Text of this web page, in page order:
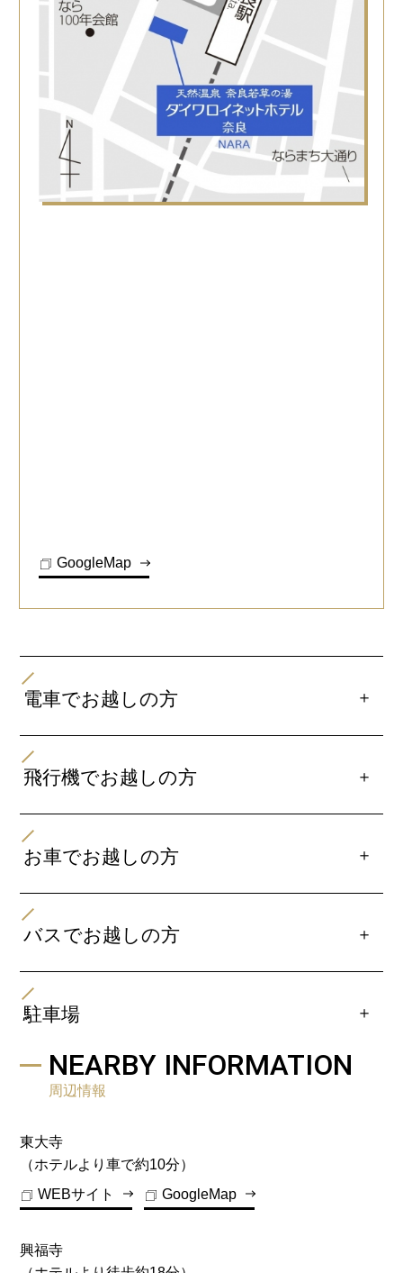
GoogleMap
電車でお越しの方 ＋
・「近鉄奈良駅」より徒歩約15分
飛行機でお越しの方 ＋
交通/関西空港交通】で約100分
・大阪国際空港（伊丹空港）よりJR「奈良駅」行きリ
ムジンバス【奈良交通/関西空港交通】で約90分
お車でお越しの方 ＋
・京奈和自動車道「木津IC」下車、約15分
バスでお越しの方 ＋
駐車場 ＋
ホテルの敷地内に収容台数50台の平面と立体の駐車場が
PARKING
平面駐車場 14台分 立体駐車場36台 駐車場スペー
※宿泊当日12:00～翌12:00の間、1台当たり1,200
NEARBY INFORMATION
周辺情報
東大寺
（ホテルより車で約10分）
WEBサイト
GoogleMap
興福寺